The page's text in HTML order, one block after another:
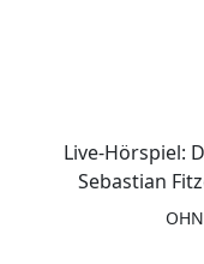
Live-Hörspiel:
Sebastian